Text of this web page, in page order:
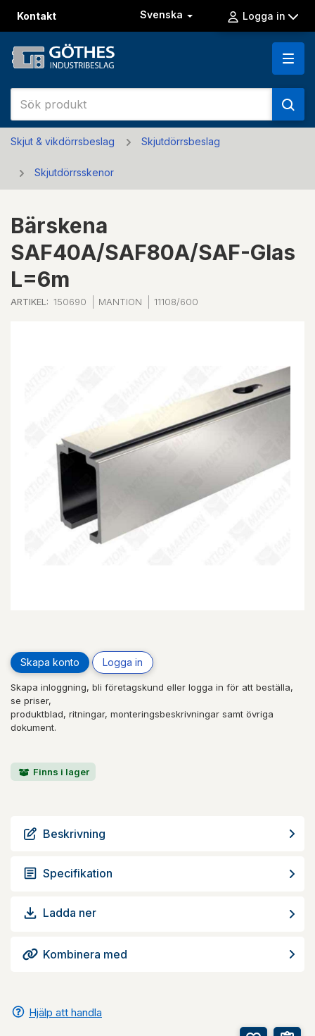
Kontakt Svenska Logga in
Skjut & vikdörrsbeslag Skjutdörrsbeslag
Skjutdörrsskenor
Bärskena
SAF40A/SAF80A/SAF-Glas
L=6m
ARTIKEL: 150690 MANTION 11108/600
Skapa konto Logga in
Skapa inloggning, bli företagskund eller logga in för att beställa,
se priser,
produktblad, ritningar, monteringsbeskrivningar samt övriga
dokument.
Finns i lager
Beskrivning
Specifikation
Ladda ner
Kombinera med
Hjälp att handla